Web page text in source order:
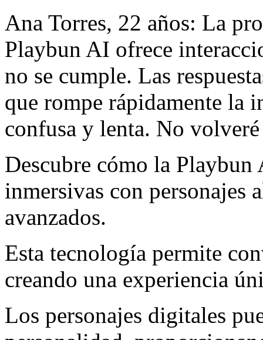
Ana Torres, 22 años: La
Playbun AI ofrece
no se cumple. Las
que rompe rápidamente la
confusa y lenta. No
Descubre cómo la
inmersivas con personajes
avanzados.
Esta tecnología permite
creando una experiencia
Los personajes digitales